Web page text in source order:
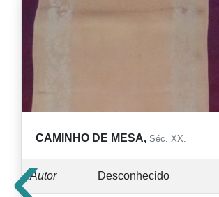
CAMINHO DE MESA, Séc. XX.
Autor Desconhecido